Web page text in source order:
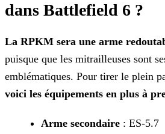
dans Battlefield 6 ?
La RPKM sera une arme
puisque que les mitrailleuses sont
emblématiques. Pour tirer le plein
voici les équipements en plus à
Arme secondaire : ES-5.7